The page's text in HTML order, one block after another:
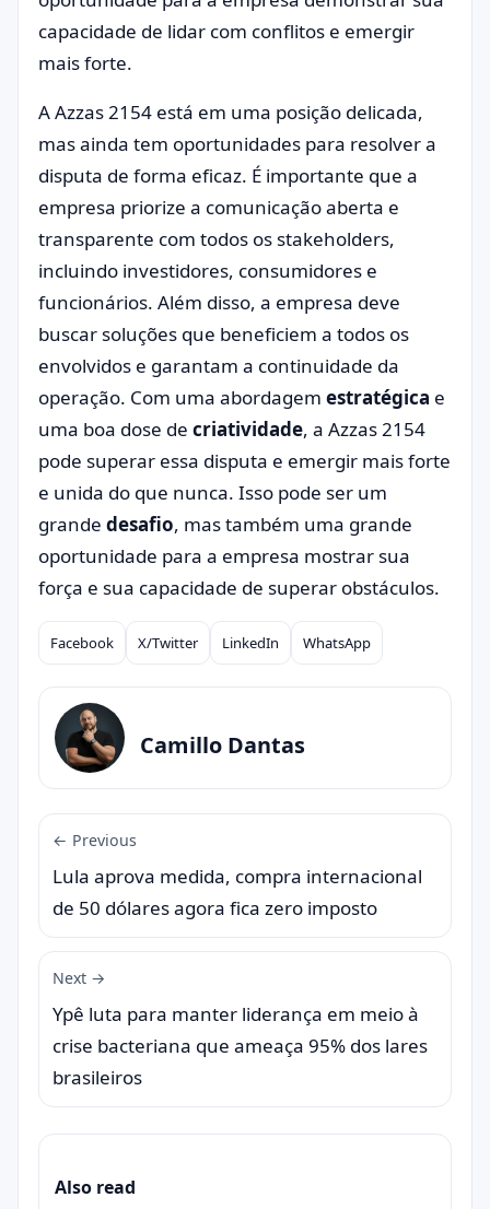
capacidade de lidar com conflitos e emergir
mais forte.
A Azzas 2154 está em uma posição delicada,
mas ainda tem oportunidades para resolver a
disputa de forma eficaz. É importante que a
empresa priorize a comunicação aberta e
transparente com todos os stakeholders,
incluindo investidores, consumidores e
funcionários. Além disso, a empresa deve
buscar soluções que beneficiem a todos os
envolvidos e garantam a continuidade da
operação. Com uma abordagem estratégica e
uma boa dose de criatividade, a Azzas 2154
pode superar essa disputa e emergir mais forte
e unida do que nunca. Isso pode ser um
grande desafio, mas também uma grande
oportunidade para a empresa mostrar sua
força e sua capacidade de superar obstáculos.
Compartilhar
Facebook X/Twitter LinkedIn WhatsApp
Camillo Dantas
← Previous
Lula aprova medida, compra internacional
de 50 dólares agora fica zero imposto
Next →
Ypê luta para manter liderança em meio à
crise bacteriana que ameaça 95% dos lares
brasileiros
Also read